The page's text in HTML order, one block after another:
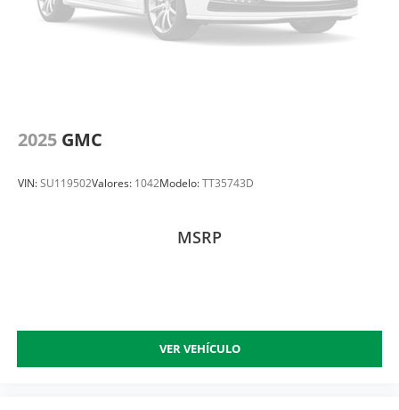
2025 GMC
VIN:SU119502Valores: 1042Modelo:TT35743D
MSRP
VER VEHÍCULO